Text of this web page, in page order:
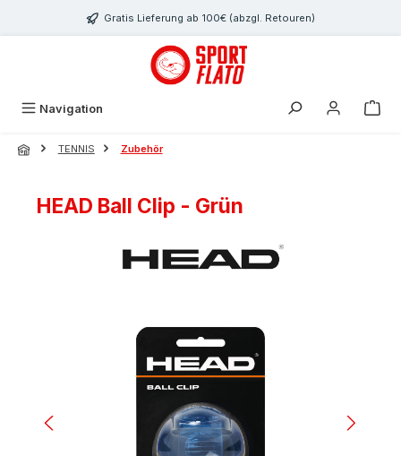
Zum Hauptinhalt springenGratis Lieferung ab 100€ (abzgl. Retouren)
Navigation
TENNIS Zubehör
HEAD Ball Clip - Grün
Bildergalerie überspringen